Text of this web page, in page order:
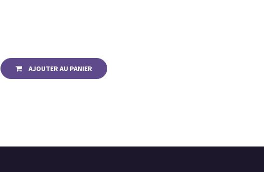
AJOUTER AU PANIER